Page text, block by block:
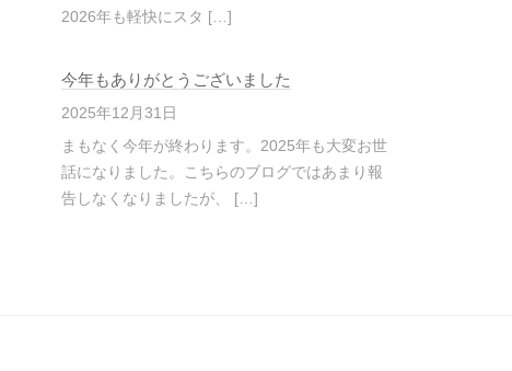
2026年も軽快にスタ […]
今年もありがとうございました
2025年12月31日
まもなく今年が終わります。2025年も大変お世
話になりました。こちらのブログではあまり報
告しなくなりましたが、 […]